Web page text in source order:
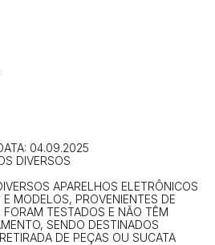
04.09.2025
DIVERSOS
APARELHOS ELETRÔNICOS
MODELOS, PROVENIENTES DE
TESTADOS E NÃO TÊM
SENDO DESTINADOS
DE PEÇAS OU SUCATA